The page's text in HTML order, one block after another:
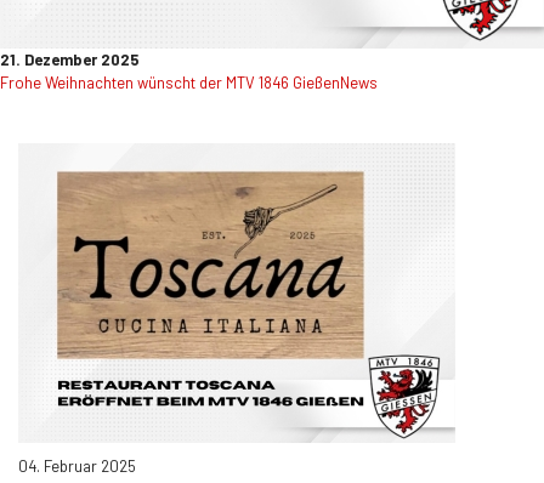
21. Dezember 2025
Frohe Weihnachten wünscht der MTV 1846 GießenNews
04. Februar 2025